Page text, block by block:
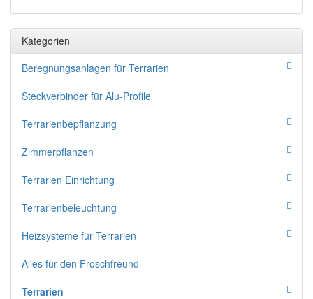
Kategorien
Beregnungsanlagen für Terrarien
Steckverbinder für Alu-Profile
Terrarienbepflanzung
Zimmerpflanzen
Terrarien Einrichtung
Terrarienbeleuchtung
Heizsysteme für Terrarien
Alles für den Froschfreund
Terrarien